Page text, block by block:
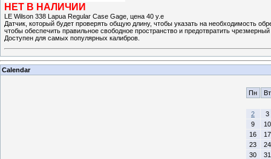
НЕТ В НАЛИЧИИ
LE Wilson 338 Lapua Regular Case Gage, цена 40 у.е
Датчик, который будет проверять общую длину, чтобы указать на необходимость
чтобы обеспечить правильное свободное пространство и предотвратить
Доступен для самых популярных калибров.
Calendar
Пн Вт
2
3
9
10
16
17
23
24
30
31